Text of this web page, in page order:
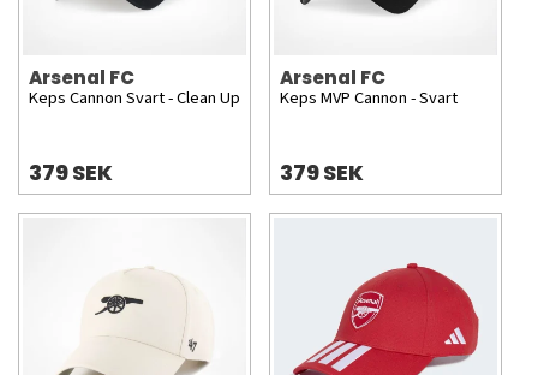
Arsenal FC
Keps Cannon Svart - Clean Up
379 SEK
Arsenal FC
Keps MVP Cannon - Svart
379 SEK